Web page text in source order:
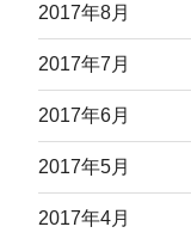
2017年8月
2017年7月
2017年6月
2017年5月
2017年4月